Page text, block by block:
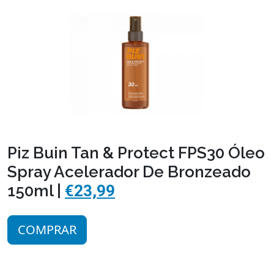
Piz Buin Tan & Protect FPS30 Óleo
Spray Acelerador De Bronzeado
150ml | €23,99
COMPRAR